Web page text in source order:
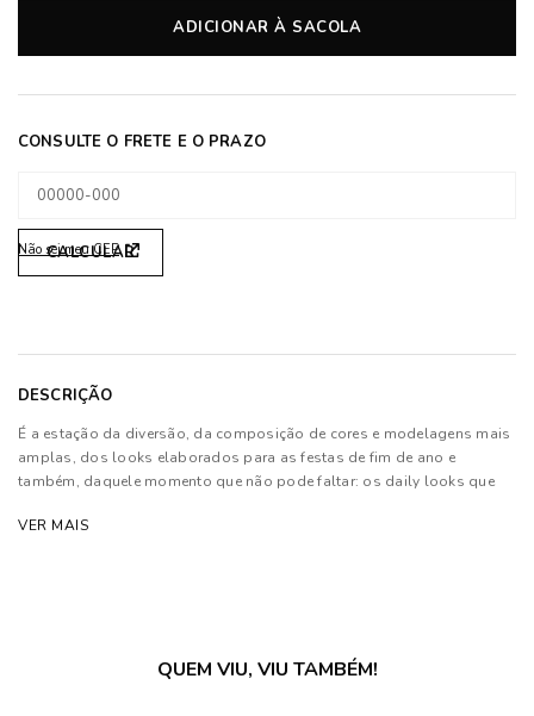
ADICIONAR À SACOLA
Não sei meu CEP
DESCRIÇÃO
É a estação da diversão, da composição de cores e modelagens mais
amplas, dos looks elaborados para as festas de fim de ano e
também, daquele momento que não pode faltar: os daily looks que
VER MAIS
QUEM VIU, VIU TAMBÉM!